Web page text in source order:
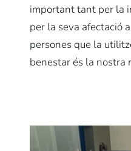
important tant per la
per la seva afectació
persones que la
benestar és la nostra